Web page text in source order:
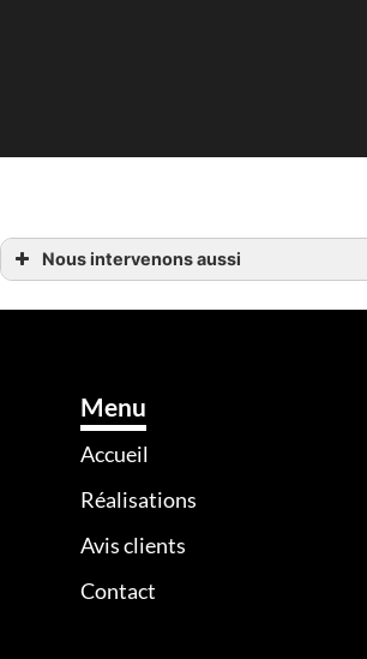
Nous intervenons aussi
Menu
Accueil
Réalisations
Avis clients
Contact